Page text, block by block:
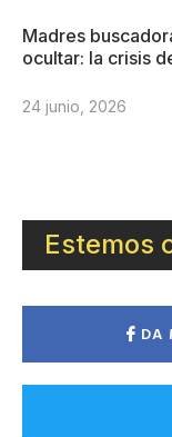
Madres
ocultar: la crisis
24 junio, 2026
Estemos
DA